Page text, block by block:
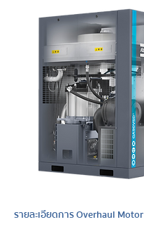
รายละเอียดการ Overhaul Motor